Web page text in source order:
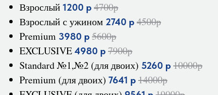
Взрослый 1200 р 4700р
Взрослый с ужином 2740 р 4500р
Premium 3980 р 5600р
EXCLUSIVE 4980 р 7900р
Standard №1,№2 (для двоих) 5260 р 10000р
Premium (для двоих) 7641 р 14000р